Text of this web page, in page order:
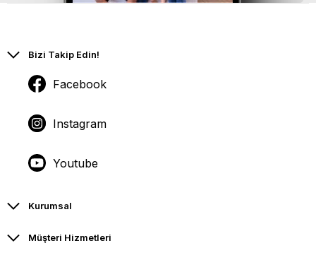
Bizi Takip Edin!
Facebook
Instagram
Youtube
Kurumsal
Müşteri Hizmetleri